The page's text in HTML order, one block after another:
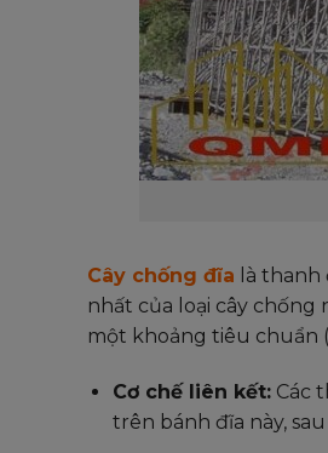
Cây chống đĩa là
nhất của loại cây chống
một khoảng tiêu chuẩn
Cơ chế liên kết:Các
trên bánh đĩa này,